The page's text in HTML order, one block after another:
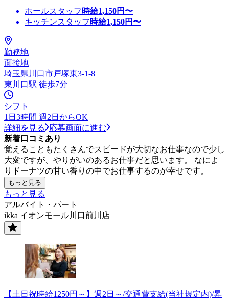
ホールスタッフ 時給1,150円〜
キッチンスタッフ 時給1,150円〜
勤務地
面接地
埼玉県川口市戸塚東3-1-8
東川口駅 徒歩7分
シフト
1日3時間 週2日からOK
詳細を見る
応募画面に進む
新着口コミあり
覚えることもたくさんでスピードが大切なお仕事なので少し
大変ですが、やりがいのあるお仕事だと思います。 なによ
りドーナツの甘い香りの中でお仕事するのが幸せです。
もっと見る
もっと見る
アルバイト・パート
ikka イオンモール川口前川店
【土日祝時給1250円～】週2日～/交通費支給(当社規定内)/昇